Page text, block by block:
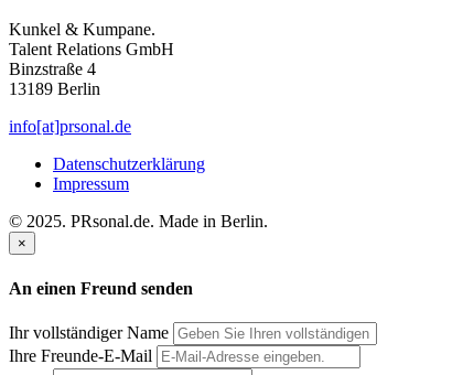
Kunkel & Kumpane.
Talent Relations GmbH
Binzstraße 4
13189 Berlin
info[at]prsonal.de
Datenschutzerklärung
Impressum
© 2025. PRsonal.de. Made in Berlin.
×
An einen Freund senden
Ihr vollständiger Name
Ihre Freunde-E-Mail